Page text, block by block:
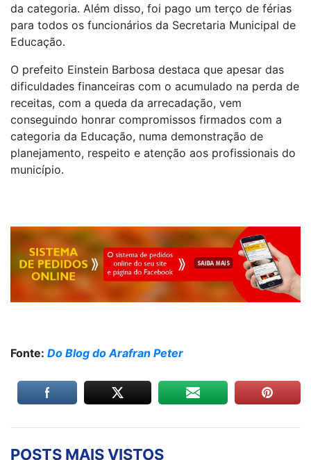
da categoria. Além disso, foi pago um terço de férias
para todos os funcionários da Secretaria Municipal de
Educação.
O prefeito Einstein Barbosa destaca que apesar das
dificuldades financeiras com o acumulado na perda de
receitas, com a queda da arrecadação, vem
conseguindo honrar compromissos firmados com a
categoria da Educação, numa demonstração de
planejamento, respeito e atenção aos profissionais do
município.
Fonte: Do Blog do Arafran Peter
POSTS MAIS VISTOS